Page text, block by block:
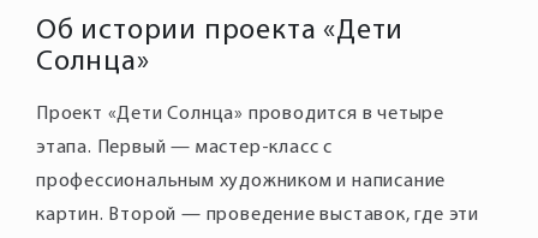
Об истории проекта «Дети
Солнца»
Проект «Дети Солнца» проводится в четыре
этапа. Первый — мастер-класс с
профессиональным художником и написание
картин. Второй — проведение выставок, где эти